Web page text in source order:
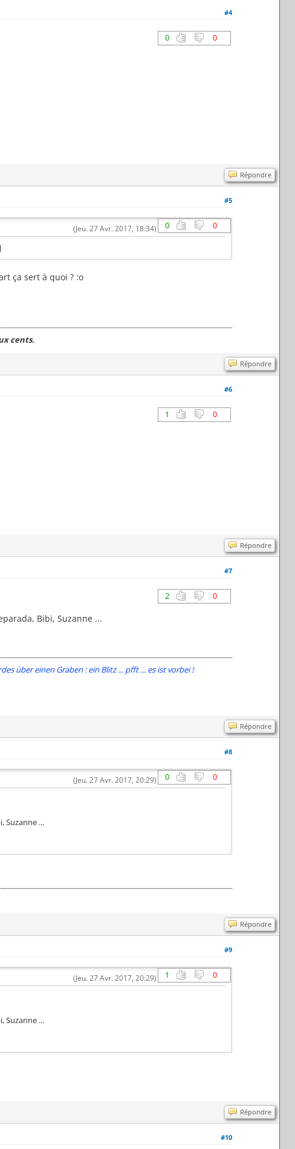
#4
0 0
Répondre
#5
0 0
(Jeu. 27 Avr. 2017, 18:34)
ça sert à quoi ? :o
cents.
Répondre
#6
1 0
Répondre
#7
2 0
Bibi, Suzanne ...
über einen Graben : ein Blitz ... pfft ... es ist vorbei !
Répondre
#8
0 0
(Jeu. 27 Avr. 2017, 20:29)
Suzanne ...
Répondre
#9
1 0
(Jeu. 27 Avr. 2017, 20:29)
Suzanne ...
Répondre
#10